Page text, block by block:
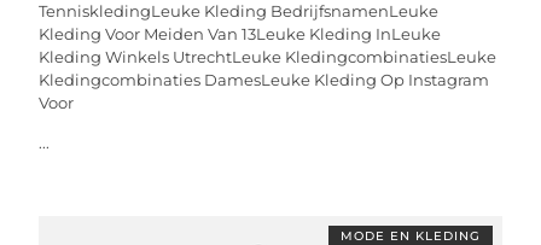
TenniskledingLeuke Kleding BedrijfsnamenLeuke
Kleding Voor Meiden Van 13Leuke Kleding InLeuke
Kleding Winkels UtrechtLeuke KledingcombinatiesLeuke
Kledingcombinaties DamesLeuke Kleding Op Instagram
Voor
...
MODE EN KLEDING